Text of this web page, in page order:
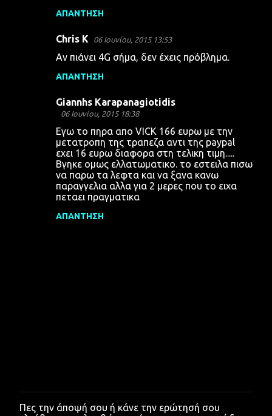
ΑΠΆΝΤΗΣΗ
Chris K 06 Ιουνίου, 2015 13:53
Αν πιάνει 4G σήμα, δεν έχεις πρόβλημα.
ΑΠΆΝΤΗΣΗ
Giannhs Karapanagiotidis
06 Ιουνίου, 2015 18:38
Εγω το πηρα απο VICK 166 ευρω με την
μετατροπη της τραπεζα αντι της paypal
εχει 16 ευρω διαφορα στη τελικη τιμη.....
Βγηκε ομως ελλατωματικο. το εστειλα πισω
να παρω τα λεφτα και να ξανα κανω
παραγγελια αλλα για 2 μερες που το ειχα
πεταει πραγματικα
ΑΠΆΝΤΗΣΗ
Δ
Πες την άποψή σου ή κάνε την ερώτησή σου